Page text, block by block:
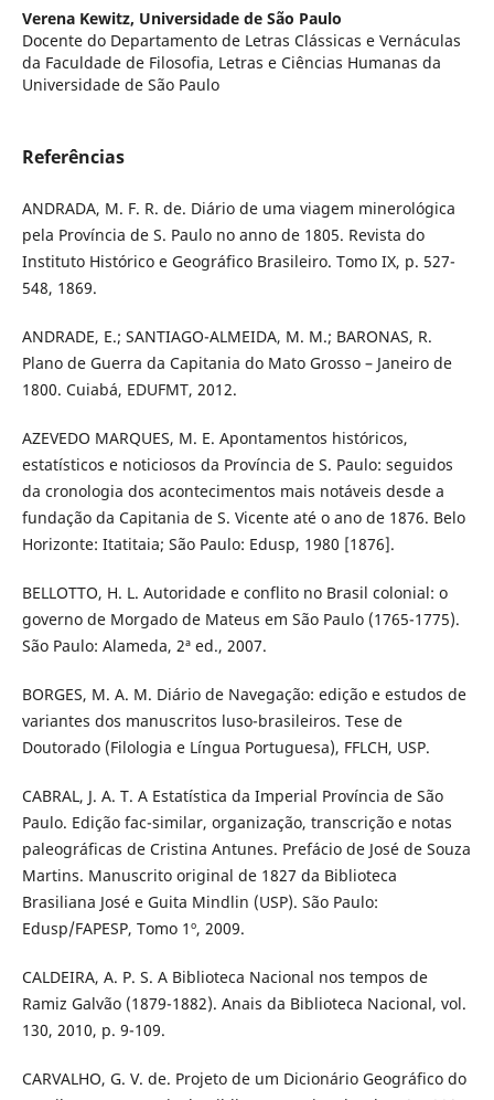
Verena Kewitz, Universidade de São Paulo
Docente do Departamento de Letras Clássicas e Vernáculas
da Faculdade de Filosofia, Letras e Ciências Humanas da
Universidade de São Paulo
Referências
ANDRADA, M. F. R. de. Diário de uma viagem minerológica
pela Província de S. Paulo no anno de 1805. Revista do
Instituto Histórico e Geográfico Brasileiro. Tomo IX, p. 527-
548, 1869.
ANDRADE, E.; SANTIAGO-ALMEIDA, M. M.; BARONAS, R.
Plano de Guerra da Capitania do Mato Grosso – Janeiro de
1800. Cuiabá, EDUFMT, 2012.
AZEVEDO MARQUES, M. E. Apontamentos históricos,
estatísticos e noticiosos da Província de S. Paulo: seguidos
da cronologia dos acontecimentos mais notáveis desde a
fundação da Capitania de S. Vicente até o ano de 1876. Belo
Horizonte: Itatitaia; São Paulo: Edusp, 1980 [1876].
BELLOTTO, H. L. Autoridade e conflito no Brasil colonial: o
governo de Morgado de Mateus em São Paulo (1765-1775).
São Paulo: Alameda, 2ª ed., 2007.
BORGES, M. A. M. Diário de Navegação: edição e estudos de
variantes dos manuscritos luso-brasileiros. Tese de
Doutorado (Filologia e Língua Portuguesa), FFLCH, USP.
CABRAL, J. A. T. A Estatística da Imperial Província de São
Paulo. Edição fac-similar, organização, transcrição e notas
paleográficas de Cristina Antunes. Prefácio de José de Souza
Martins. Manuscrito original de 1827 da Biblioteca
Brasiliana José e Guita Mindlin (USP). São Paulo:
Edusp/FAPESP, Tomo 1º, 2009.
CALDEIRA, A. P. S. A Biblioteca Nacional nos tempos de
Ramiz Galvão (1879-1882). Anais da Biblioteca Nacional, vol.
130, 2010, p. 9-109.
CARVALHO, G. V. de. Projeto de um Dicionário Geográfico do